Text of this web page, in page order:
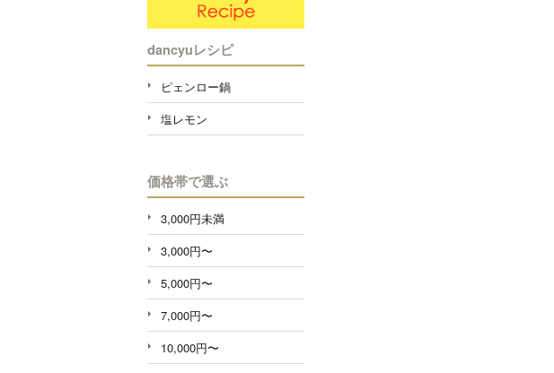
dancyuレシピ
ピェンロー鍋
塩レモン
価格帯で選ぶ
3,000円未満
3,000円〜
5,000円〜
7,000円〜
10,000円〜